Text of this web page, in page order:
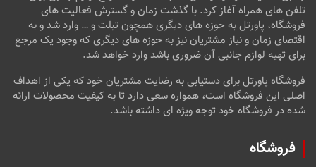
تلفن های همراه آغاز کرد. با گذشت زمان و گسترش فعالیت های
فروشگاه، پاورتل به حوزه های دیگری همچون تبلت و … وارد شد و به
اقتضای زمان و نیاز مشتریان نیز به حوزه های دیگری که وجود یک مرجع
برای تهیه لوازم جانبی آن ضروری باشد وارد خواهد شد.
فروشگاه پاورتل برای دستیابی به رضایت مشتریان خود که یکی از اهداف
اصلی این فروشگاه است، همواره سعی دارد تا به کیفیت محصولات ارائه
شده در فروشگاه خود توجه ویژه ای داشته باشد.
فروشگاه